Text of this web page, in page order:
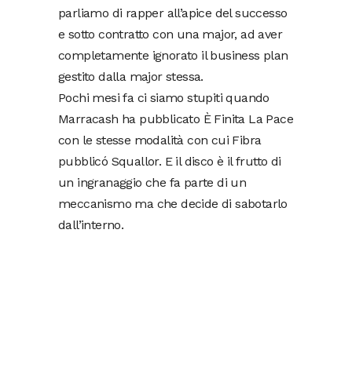
parliamo di rapper all’apice del successo
e sotto contratto con una major, ad aver
completamente ignorato il business plan
gestito dalla major stessa.
Pochi mesi fa ci siamo stupiti quando
Marracash ha pubblicato È Finita La Pace
con le stesse modalità con cui Fibra
pubblicó Squallor. E il disco è il frutto di
un ingranaggio che fa parte di un
meccanismo ma che decide di sabotarlo
dall’interno.